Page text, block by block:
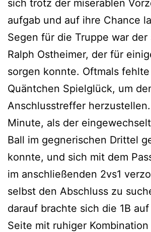
sich trotz der miserablen
aufgab und auf ihre Chance
Segen für die Truppe war der
Ralph Ostheimer, der für
sorgen konnte. Oftmals
Quäntchen Spielglück, um
Anschlusstreffer
Minute, als der
Ball im gegnerischen Drittel
konnte, und sich mit dem
im anschließenden 2vs1
selbst den Abschluss zu
darauf brachte sich die 1B
Seite mit ruhiger